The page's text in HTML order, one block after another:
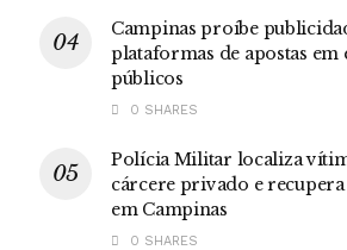
Campinas proíbe
plataformas de apostas em
públicos
0 SHARES
Polícia Militar localiza
cárcere privado e
em Campinas
0 SHARES